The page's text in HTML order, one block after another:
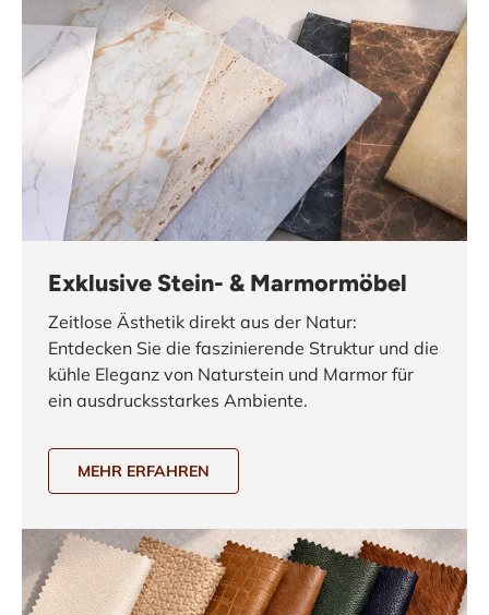
Exklusive Stein- & Marmormöbel
Zeitlose Ästhetik direkt aus der Natur:
Entdecken Sie die faszinierende Struktur und die
kühle Eleganz von Naturstein und Marmor für
ein ausdrucksstarkes Ambiente.
MEHR ERFAHREN